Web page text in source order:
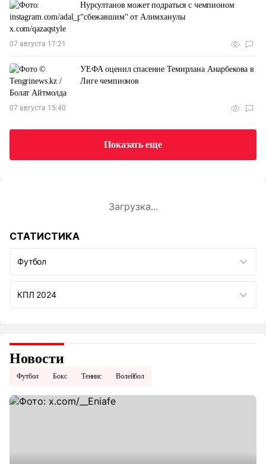
Нурсултанов может подраться с чемпионом
“сбежавшим“ от Алимханулы
07 августа 17:21
УЕФА оценил спасение Темирлана Анарбекова в
Лиге чемпионов
07 августа 15:40
Показать еще
Загрузка...
СТАТИСТИКА
Футбол
КПЛ 2024
Новости
Футбол Бокс Теннис Волейбол